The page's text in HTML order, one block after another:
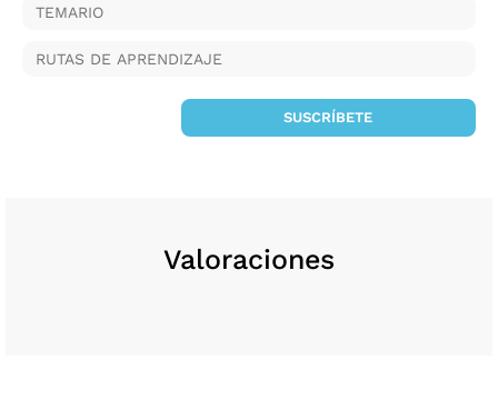
TEMARIO
RUTAS DE APRENDIZAJE
SUSCRÍBETE
Valoraciones